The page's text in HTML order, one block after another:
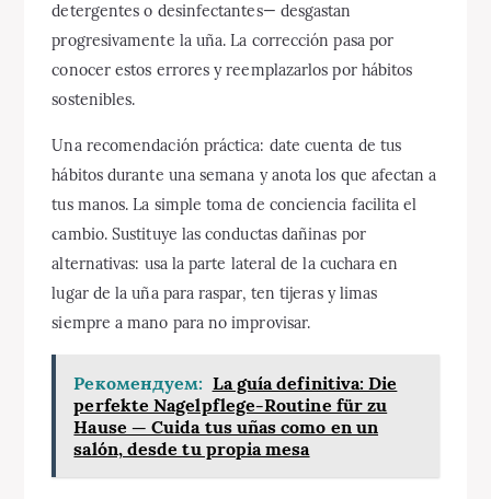
detergentes o desinfectantes— desgastan
progresivamente la uña. La corrección pasa por
conocer estos errores y reemplazarlos por hábitos
sostenibles.
Una recomendación práctica: date cuenta de tus
hábitos durante una semana y anota los que afectan a
tus manos. La simple toma de conciencia facilita el
cambio. Sustituye las conductas dañinas por
alternativas: usa la parte lateral de la cuchara en
lugar de la uña para raspar, ten tijeras y limas
siempre a mano para no improvisar.
Рекомендуем: La guía definitiva: Die
perfekte Nagelpflege-Routine für zu
Hause — Cuida tus uñas como en un
salón, desde tu propia mesa